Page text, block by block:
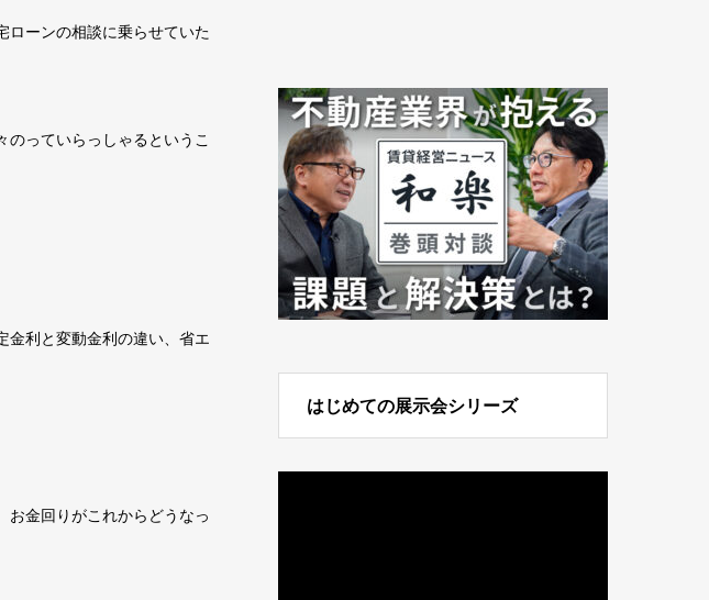
ローンの相談に乗らせていた
のっていらっしゃるというこ
金利と変動金利の違い、省エ
お金回りがこれからどうなっ
はじめての展示会シリーズ